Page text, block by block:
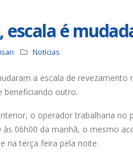
escala é
Notícias
a escala de revezamento
beneficiando outro.
o operador trabalharia no
06h00 da manhã, o mesmo
na terça feira pela noite.